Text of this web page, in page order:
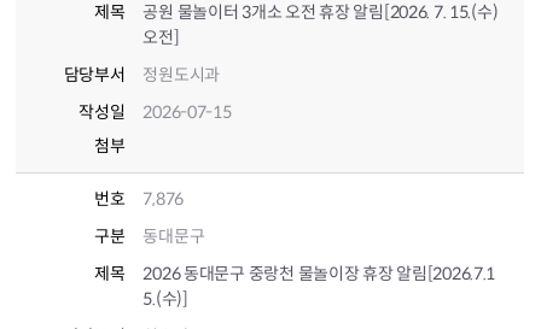
제목
공원 물놀이터 3개소 오전 휴장 알림[2026. 7. 15.(수)
오전]
담당부서
정원도시과
작성일
2026-07-15
첨부
번호
7,876
구분
동대문구
제목
2026 동대문구 중랑천 물놀이장 휴장 알림[2026.7.1
5.(수)]